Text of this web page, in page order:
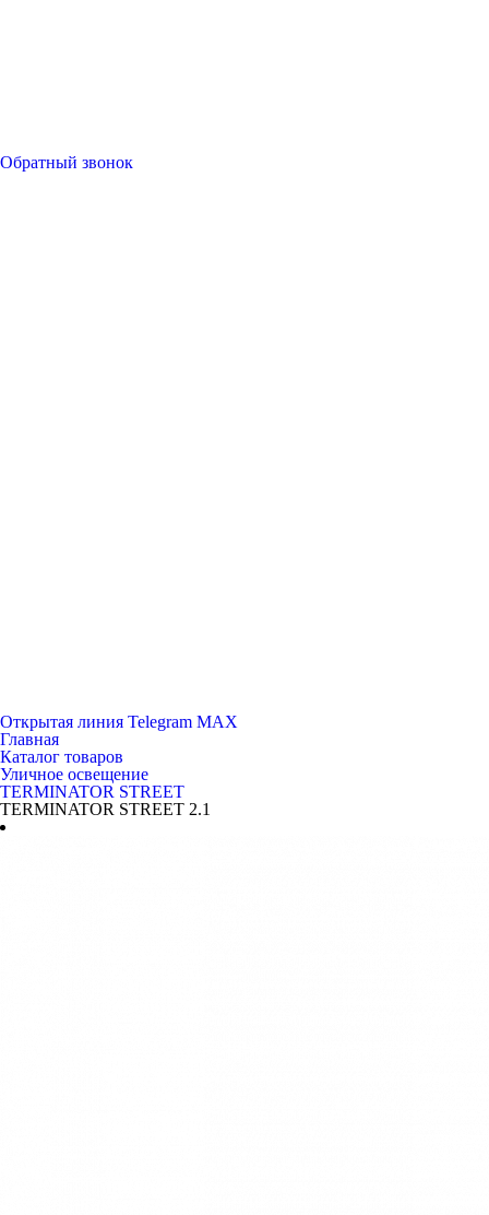
Обратный звонок
Открытая линия Telegram MAX
Главная
Каталог товаров
Уличное освещение
TERMINATOR STREET
TERMINATOR STREET 2.1